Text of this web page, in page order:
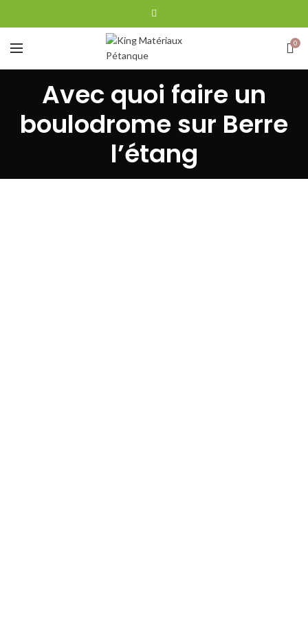
0
Avec quoi faire un
boulodrome sur Berre
l’étang